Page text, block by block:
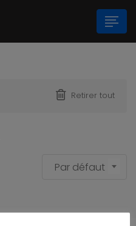
Retirer tout
Par défaut